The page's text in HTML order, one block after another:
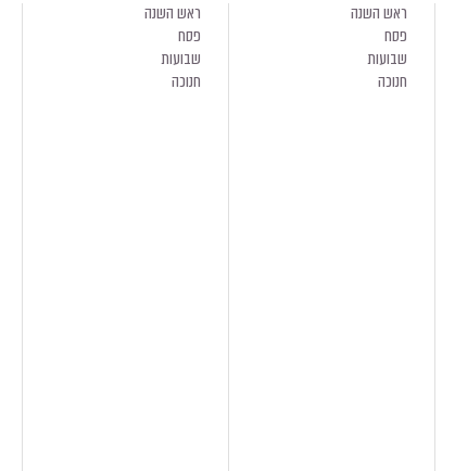
ראש השנה
פסח
שבועות
חנוכה
ראש השנה
פסח
שבועות
חנוכה